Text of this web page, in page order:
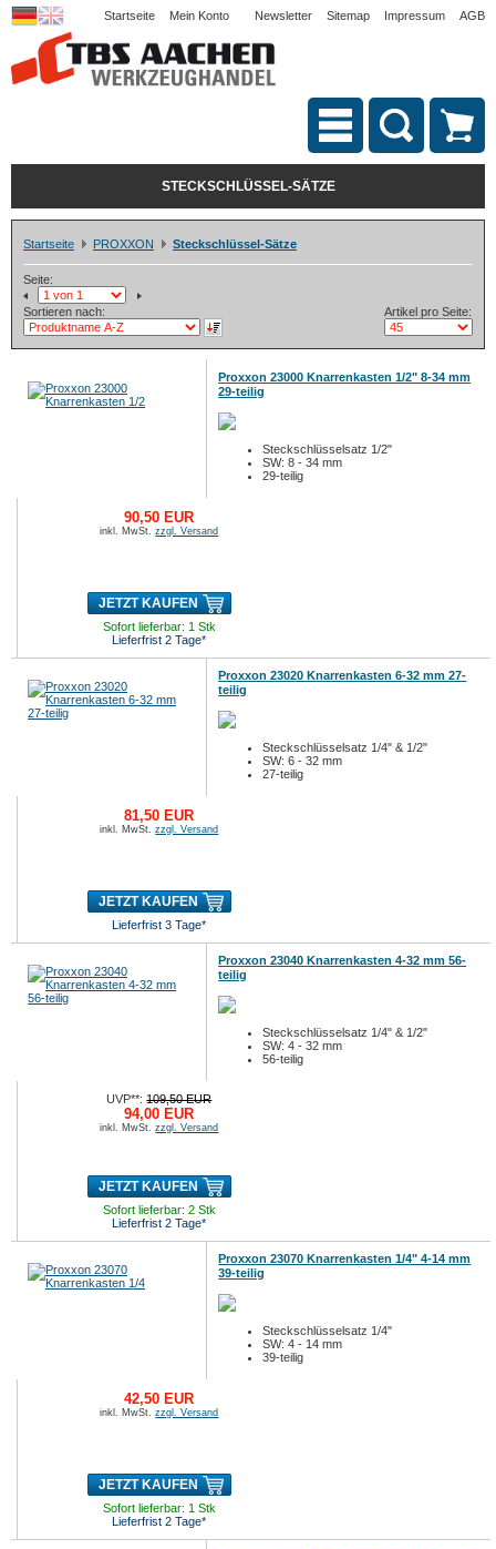
Startseite Mein Konto Newsletter Sitemap Impressum AGB
STECKSCHLÜSSEL-SÄTZE
Startseite PROXXON Steckschlüssel-Sätze
Seite:
Sortieren nach: Artikel pro Seite:
Proxxon 23000 Knarrenkasten 1/2" 8-34 mm
29-teilig
Steckschlüsselsatz 1/2"
SW: 8 - 34 mm
29-teilig
90,50 EUR
inkl. MwSt.zzgl. Versand
JETZT KAUFEN
Sofort lieferbar: 1 Stk
Lieferfrist 2 Tage*
Proxxon 23020 Knarrenkasten 6-32 mm 27-
teilig
Steckschlüsselsatz 1/4" & 1/2"
SW: 6 - 32 mm
27-teilig
81,50 EUR
inkl. MwSt.zzgl. Versand
JETZT KAUFEN
Lieferfrist 3 Tage*
Proxxon 23040 Knarrenkasten 4-32 mm 56-
teilig
Steckschlüsselsatz 1/4" & 1/2"
SW: 4 - 32 mm
56-teilig
UVP**:109,50 EUR
94,00 EUR
inkl. MwSt.zzgl. Versand
JETZT KAUFEN
Sofort lieferbar: 2 Stk
Lieferfrist 2 Tage*
Proxxon 23070 Knarrenkasten 1/4" 4-14 mm
39-teilig
Steckschlüsselsatz 1/4"
SW: 4 - 14 mm
39-teilig
42,50 EUR
inkl. MwSt.zzgl. Versand
JETZT KAUFEN
Sofort lieferbar: 1 Stk
Lieferfrist 2 Tage*